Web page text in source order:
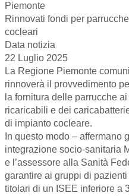
Piemonte
Rinnovati fondi per
cocleari
Data notizia
22 Luglio 2025
La Regione Piemonte
rinnoverà il provvedimento
la fornitura delle parrucche
ricaricabili e dei
di impianto cocleare.
In questo modo – affermano
integrazione socio-sanitaria
e l’assessore alla Sanità
garantire ai gruppi di pazienti
titolari di un ISEE inferiore a